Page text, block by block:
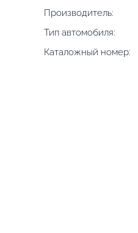
Производитель:
Тип автомобиля:
Каталожный номер: